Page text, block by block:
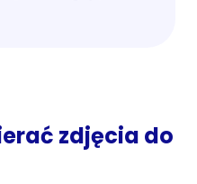
zdjęcia do